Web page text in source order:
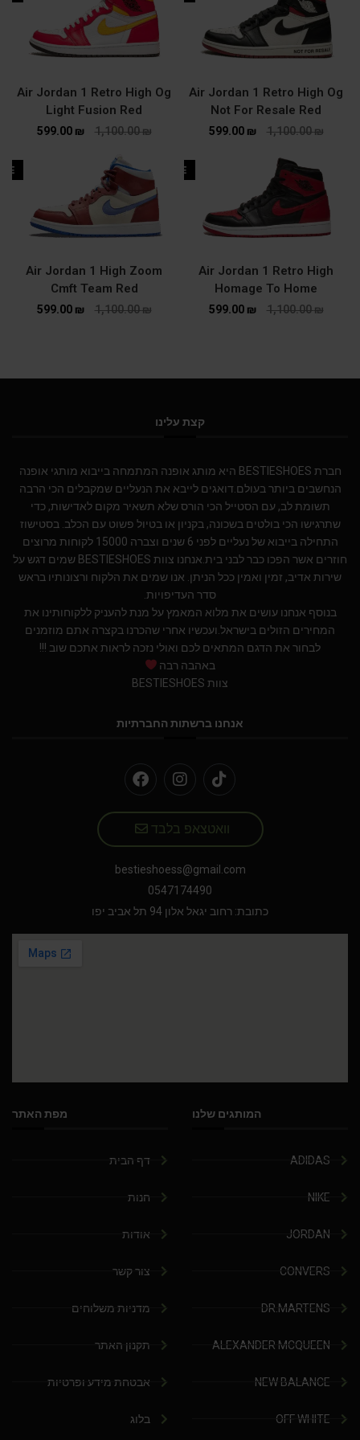
Air Jordan 1 Retro High Og
Not For Resale Red
1,100.00₪
599.00 ₪
Air Jordan 1 Retro High Og
Light Fusion Red
1,100.00₪
599.00 ₪
SALE
Air Jordan 1 Retro High
Homage To Home
1,100.00₪
599.00 ₪
Air Jordan 1 High Zoom
Cmft Team Red
1,100.00₪
599.00 ₪
קצת עלינו
חברת BESTIESHOES היא מותג אופנה המתמחה בייבוא מותגי אופנה
הנחשבים ביותר בעולם.דואגים לייבא את הנעליים שמקבלים הכי הרבה
תשומת לב, עם הסטייל הכי הורס שלא תשאיר מקום לאדישות, כדי
שתרגישו הכי בולטים בשכונה, בקניון או בטיול פשוט עם הכלב. בסטישוז
התחילה בייבוא של נעליים לפני 6 שנים וצברה 15000 לקוחות מרוצים
חוזרים אשר הפכו כבר לבני בית.אנחנו צוות BESTIESHOES שמים דגש על
שירות אדיב, זמין ואמין ככל הניתן. אנו שמים את הלקוח ורצונותיו בראש
סדר העדיפויות.
בנוסף אנחנו עושים את מלוא המאמץ על מנת להעניק ללקוחותינו את
המחירים הזולים בישראל.ועכשיו אחרי שהכרנו בקצרה אתם מוזמנים
לבחור את הדגם המתאים לכם ואולי נזכה לראות אתכם שוב !!!
באהבה רבה
צוות BESTIESHOES
אנחנו ברשתות החברתיות
וואטצאפ בלבד
bestieshoess@gmail.com
0547174490
כתובת: רחוב יגאל אלון 94 תל אביב יפו
המותגים שלנו
ADIDAS
NIKE
JORDAN
CONVERS
DR.MARTENS
ALEXANDER MCQUEEN
NEW BALANCE
OFF WHITE
מפת האתר
דף הבית
חנות
אודות
צור קשר
מדניות משלוחים
תקנון האתר
אבטחת מידע ופרטיות
בלוג